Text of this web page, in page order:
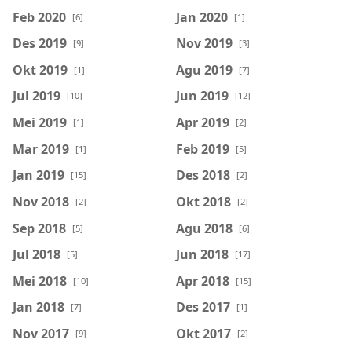
Feb 2020 [6] Jan 2020 [1]
Des 2019 [9] Nov 2019 [3]
Okt 2019 [1] Agu 2019 [7]
Jul 2019 [10] Jun 2019 [12]
Mei 2019 [1] Apr 2019 [2]
Mar 2019 [1] Feb 2019 [5]
Jan 2019 [15] Des 2018 [2]
Nov 2018 [2] Okt 2018 [2]
Sep 2018 [5] Agu 2018 [6]
Jul 2018 [5] Jun 2018 [17]
Mei 2018 [10] Apr 2018 [15]
Jan 2018 [7] Des 2017 [1]
Nov 2017 [9] Okt 2017 [2]